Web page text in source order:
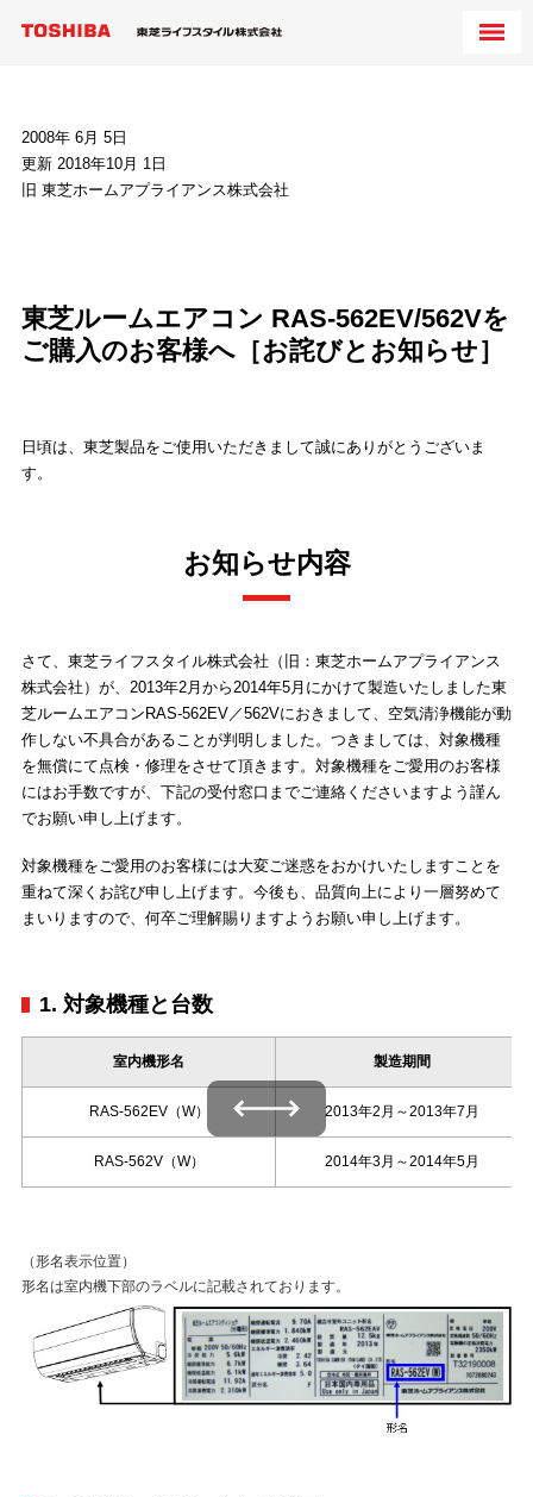
東芝ルームエアコン RAS-562EV/562Vを
ご購入のお客様へ［お詫びとお知らせ］
2008年 6月 5日
更新 2018年10月 1日
旧 東芝ホームアプライアンス株式会社
日頃は、東芝製品をご使用いただきまして誠にありがとうございま
す。
お知らせ内容
さて、東芝ライフスタイル株式会社（旧：東芝ホームアプライアンス
株式会社）が、2013年2月から2014年5月にかけて製造いたしました東
芝ルームエアコンRAS-562EV／562Vにおきまして、空気清浄機能が動
作しない不具合があることが判明しました。つきましては、対象機種
を無償にて点検・修理をさせて頂きます。対象機種をご愛用のお客様
にはお手数ですが、下記の受付窓口までご連絡くださいますよう謹ん
でお願い申し上げます。
対象機種をご愛用のお客様には大変ご迷惑をおかけいたしますことを
重ねて深くお詫び申し上げます。今後も、品質向上により一層努めて
まいりますので、何卒ご理解賜りますようお願い申し上げます。
1. 対象機種と台数
室内機形名 製造期間
RAS-562EV（W） 2013年2月～2013年7月
RAS-562V（W） 2014年3月～2014年5月
（形名表示位置）
形名は室内機下部のラベルに記載されております。